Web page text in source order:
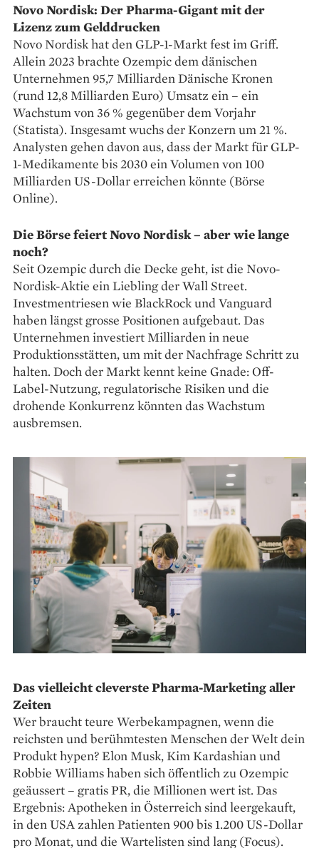
Novo Nordisk: Der Pharma-Gigant mit der
Lizenz zum Gelddrucken
Novo Nordisk hat den GLP-1-Markt fest im Griff.
Allein 2023 brachte Ozempic dem dänischen
Unternehmen 95,7 Milliarden Dänische Kronen
(rund 12,8 Milliarden Euro) Umsatz ein – ein
Wachstum von 36 % gegenüber dem Vorjahr
(Statista). Insgesamt wuchs der Konzern um 21 %.
Analysten gehen davon aus, dass der Markt für GLP-
1-Medikamente bis 2030 ein Volumen von 100
Milliarden US-Dollar erreichen könnte (Börse
Online).
Die Börse feiert Novo Nordisk – aber wie lange
noch?
Seit Ozempic durch die Decke geht, ist die Novo-
Nordisk-Aktie ein Liebling der Wall Street.
Investmentriesen wie BlackRock und Vanguard
haben längst grosse Positionen aufgebaut. Das
Unternehmen investiert Milliarden in neue
Produktionsstätten, um mit der Nachfrage Schritt zu
halten. Doch der Markt kennt keine Gnade: Off-
Label-Nutzung, regulatorische Risiken und die
drohende Konkurrenz könnten das Wachstum
ausbremsen.
Das vielleicht cleverste Pharma-Marketing aller
Zeiten
Wer braucht teure Werbekampagnen, wenn die
reichsten und berühmtesten Menschen der Welt dein
Produkt hypen? Elon Musk, Kim Kardashian und
Robbie Williams haben sich öffentlich zu Ozempic
geäussert – gratis PR, die Millionen wert ist. Das
Ergebnis: Apotheken in Österreich sind leergekauft,
in den USA zahlen Patienten 900 bis 1.200 US-Dollar
pro Monat, und die Wartelisten sind lang (Focus).